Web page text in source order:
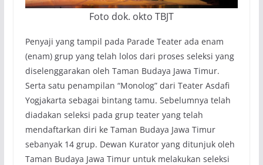
Foto dok. okto TBJT
Penyaji yang tampil pada Parade Teater ada enam
(enam) grup yang telah lolos dari proses seleksi yang
diselenggarakan oleh Taman Budaya Jawa Timur.
Serta satu penampilan “Monolog” dari Teater Asdafi
Yogjakarta sebagai bintang tamu. Sebelumnya telah
diadakan seleksi pada grup teater yang telah
mendaftarkan diri ke Taman Budaya Jawa Timur
sebanyak 14 grup. Dewan Kurator yang ditunjuk oleh
Taman Budaya Jawa Timur untuk melakukan seleksi